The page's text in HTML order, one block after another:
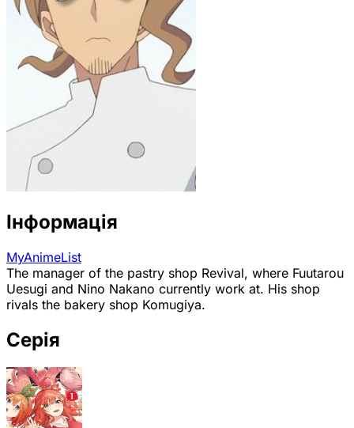
Інформація
MyAnimeList
The manager of the pastry shop Revival, where Fuutarou
Uesugi and Nino Nakano currently work at. His shop
rivals the bakery shop Komugiya.
Серія